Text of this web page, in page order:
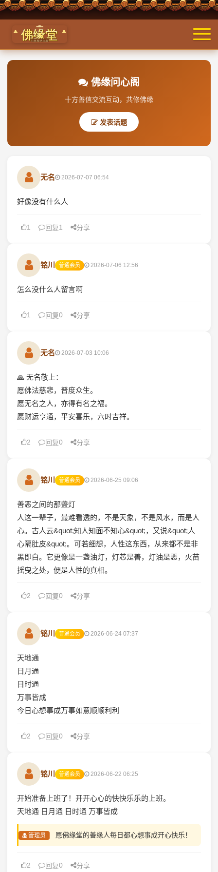
佛缘问心阁
十方善信交流互动，共修佛缘
发表话题
无名 2026-07-07 06:54
好像没有什么人
1 回复1 分享
铭川 普通会员 2026-07-06 12:56
怎么没什么人留言啊
1 回复0 分享
无名 2026-07-03 10:06
🙏 无名敬上：
愿佛法慈悲，普度众生。
愿无名之人，亦得有名之福。
愿财运亨通，平安喜乐，六时吉祥。
2 回复0 分享
铭川 普通会员 2026-06-25 09:06
善恶之间的那盏灯
人这一辈子，最难看透的，不是天象，不是风水，而是人
心。古人云&quot;知人知面不知心&quot;，又说&quot;人
心隔肚皮&quot;。可若细想，人性这东西，从来都不是非
黑即白。它更像是一盏油灯，灯芯是善，灯油是恶，火苗
摇曳之处，便是人性的真相。
2 回复0 分享
铭川 普通会员 2026-06-24 07:37
天地通
日月通
日时通
万事皆成
今日心想事成万事如意顺顺利利
2 回复0 分享
铭川 普通会员 2026-06-22 06:25
开始准备上班了！开开心心的快快乐乐的上班。
天地通 日月通 日时通 万事皆成
管理员 愿佛缘堂的善缘人每日都心想事成开心快乐！
2 回复0 分享